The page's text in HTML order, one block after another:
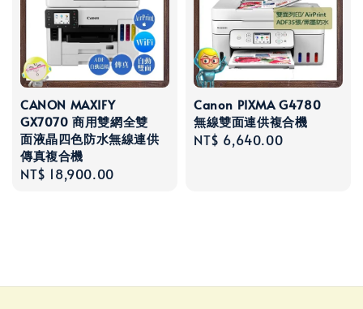
CANON MAXIFY
GX7070 商用雙網全雙
面液晶四色防水無線連供
傳真複合機
Regular
NT$ 18,900.00
Canon PIXMA G4780
無線雙面連供複合機
Regular
NT$ 6,640.00